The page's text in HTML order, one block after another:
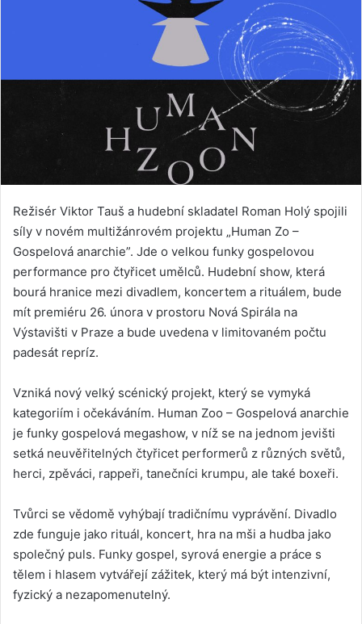
Režisér Viktor Tauš a hudební skladatel Roman Holý spojili
síly v novém multižánrovém projektu „Human Zo –
Gospelová anarchie”. Jde o velkou funky gospelovou
performance pro čtyřicet umělců. Hudební show, která
bourá hranice mezi divadlem, koncertem a rituálem, bude
mít premiéru 26. února v prostoru Nová Spirála na
Výstavišti v Praze a bude uvedena v limitovaném počtu
padesát repríz.
Vzniká nový velký scénický projekt, který se vymyká
kategoriím i očekáváním. Human Zoo – Gospelová anarchie
je funky gospelová megashow, v níž se na jednom jevišti
setká neuvěřitelných čtyřicet performerů z různých světů,
herci, zpěváci, rappeři, tanečníci krumpu, ale také boxeři.
Tvůrci se vědomě vyhýbají tradičnímu vyprávění. Divadlo
zde funguje jako rituál, koncert, hra na mši a hudba jako
společný puls. Funky gospel, syrová energie a práce s
tělem i hlasem vytvářejí zážitek, který má být intenzivní,
fyzický a nezapomenutelný.